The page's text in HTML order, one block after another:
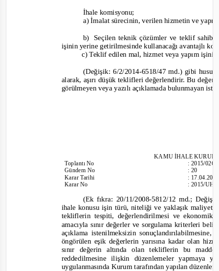
İhale komisyonu;
a)İmalat sürecinin, verilen hizmetin ve
b) Seçilen teknik çözümler ve teklif
işinin yerine getirilmesinde kullanacağı avantajlı
c)Teklif edilen mal, hizmet veya yapım
(Değişik: 6/2/2014-6518/47 md.) gibi
alarak, aşırı düşük teklifleri değerlendirir. Bu
görülmeyen veya yazılı açıklamada bulunmayan
KAMU İHALE
ToplantıNo
Gündem No
Karar Tarihi
Karar No
:2015/026
:20
:
:2015/
(Ek fıkra: 20/11/2008-5812/12 md.;
ihale konusu işin türü, niteliği ve yaklaşık maliyeti
tekliflerin tespiti, değerlendirilmesi ve
amacıyla sınır değerler ve sorgulama kriterleri
açıklama istenilmeksizin
öngörülen eşik değerlerin yarısına kadar olan
sınır değerin altında olan tekliflerin bu
reddedilmesine ilişkin düzenlemeler yapmaya
uygulanmasında Kurum tarafından yapılan